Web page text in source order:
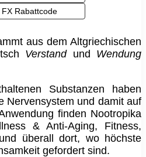
FX Rabattcode
aus dem Altgriechischen
Verstandund Wendung
Substanzen haben
Nervensystem und damit auf
finden Nootropika
& Anti-Aging, Fitness,
überall dort, wo höchste
gefordert sind.